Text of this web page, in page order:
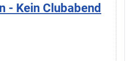
- Kein Clubabend